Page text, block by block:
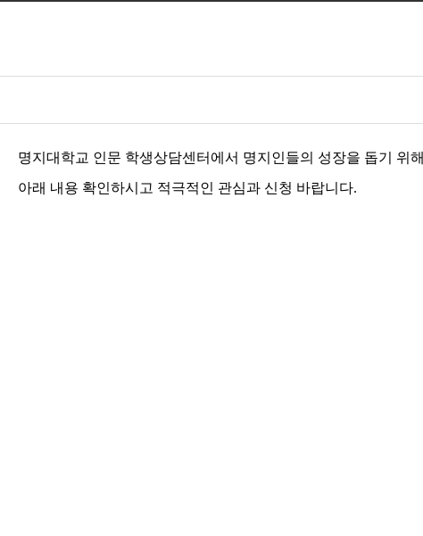
명지대학교 인문 학생상담센터에서 명지인들의 성장을 돕기 위해
아래 내용 확인하시고 적극적인 관심과 신청 바랍니다.